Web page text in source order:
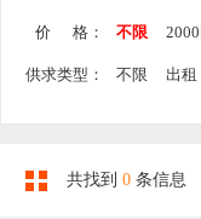
价 格： 不限
供求类型： 不限 出租
共找到 0 条信息